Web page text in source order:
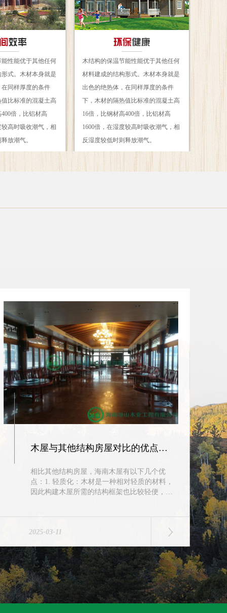
性能优于其他任何
式。木材本身就是
同样厚度的条件
比标准的混凝土高
倍，比铝材高
较高时吸收潮气，相
放潮气。
木结构的保温节能性能优于其他任何
材料建成的结构形式。木材本身就是
出色的绝热体，在同样厚度的条件
下，木材的隔热值比标准的混凝土高
16倍，比钢材高400倍，比铝材高
1600倍，在湿度较高时吸收潮气，相
反湿度较低时则释放潮气。
木屋与其他结构房屋对比的优点介绍
相比其他结构房屋，海南木屋有以下几个优
点：1. 轻质化：木材是一种相对轻质的材料，
因此构建木屋所需的结构框架也比较轻便，便
2025-03-11